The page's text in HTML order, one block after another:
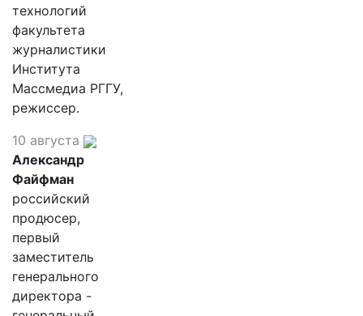
технологий
факультета
журналистики
Института
Массмедиа РГГУ,
режиссер.
10 августа
Александр
Файфман
российский
продюсер,
первый
заместитель
генерального
директора -